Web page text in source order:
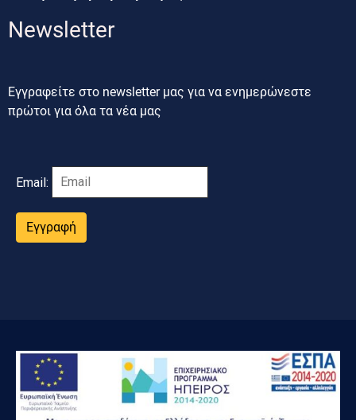
Newsletter
Εγγραφείτε στο newsletter μας για να ενημερώνεστε
πρώτοι για όλα τα νέα μας
Email:
Εγγραφή